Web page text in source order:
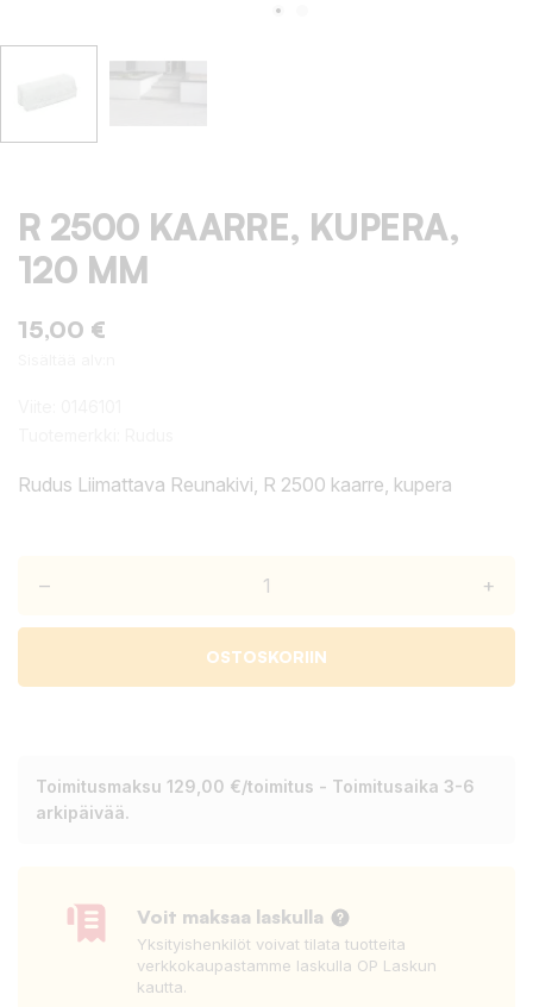
R 2500 KAARRE, KUPERA,
120 MM
15,00 €
Rudus Liimattava Reunakivi, R 2500 kaarre, kupera
– +
OSTOSKORIIN
Toimitusmaksu 129,00 €/toimitus - Toimitusaika 3-6
arkipäivää.
Voit maksaa laskulla
Yksityishenkilöt voivat tilata tuotteita
verkkokaupastamme laskulla OP Laskun
kautta.